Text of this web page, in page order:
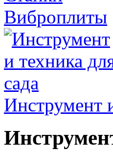
Виброплиты
Инструмент